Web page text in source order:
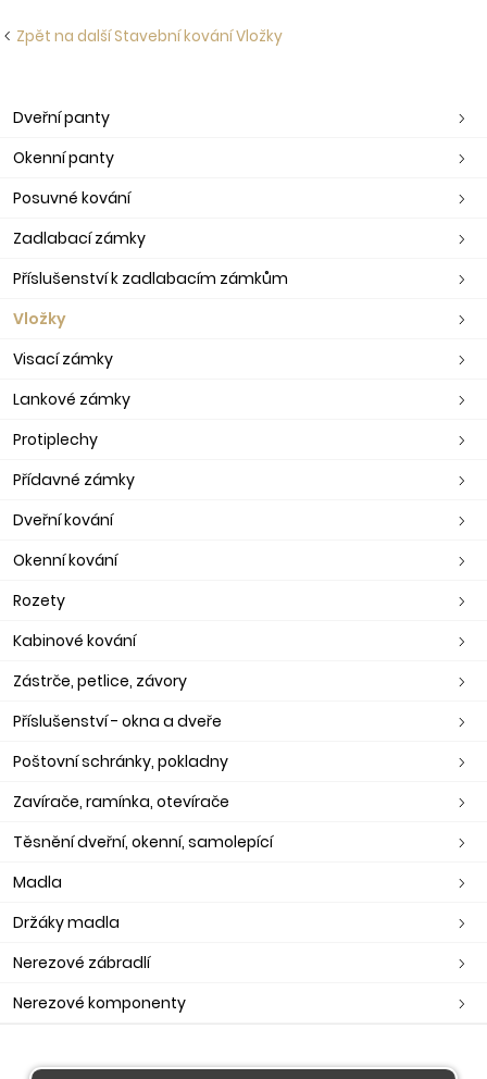
Zpět na další Stavební kování Vložky
Dveřní panty
Okenní panty
Posuvné kování
Zadlabací zámky
Příslušenství k zadlabacím zámkům
Vložky
Visací zámky
Lankové zámky
Protiplechy
Přídavné zámky
Dveřní kování
Okenní kování
Rozety
Kabinové kování
Zástrče, petlice, závory
Příslušenství - okna a dveře
Poštovní schránky, pokladny
Zavírače, ramínka, otevírače
Těsnění dveřní, okenní, samolepící
Madla
Držáky madla
Nerezové zábradlí
Nerezové komponenty